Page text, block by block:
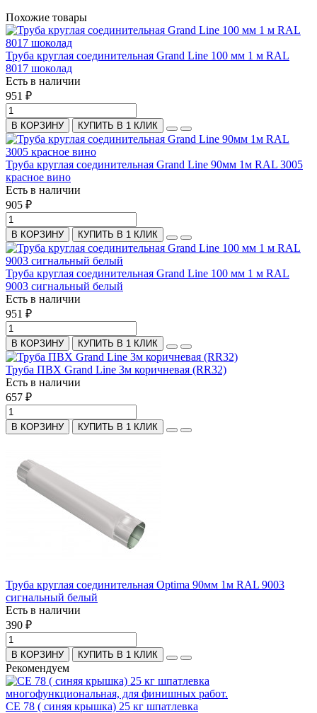
Похожие товары
Труба круглая соединительная Grand Line 100 мм 1 м RAL
8017 шоколад
Есть в наличии
951 ₽
В КОРЗИНУ КУПИТЬ В 1 КЛИК
Труба круглая соединительная Grand Line 90мм 1м RAL 3005
красное вино
Есть в наличии
905 ₽
В КОРЗИНУ КУПИТЬ В 1 КЛИК
Труба круглая соединительная Grand Line 100 мм 1 м RAL
9003 сигнальный белый
Есть в наличии
951 ₽
В КОРЗИНУ КУПИТЬ В 1 КЛИК
Труба ПВХ Grand Line 3м коричневая (RR32)
Есть в наличии
657 ₽
В КОРЗИНУ КУПИТЬ В 1 КЛИК
Труба круглая соединительная Optima 90мм 1м RAL 9003
сигнальный белый
Есть в наличии
390 ₽
В КОРЗИНУ КУПИТЬ В 1 КЛИК
Рекомендуем
СЕ 78 ( синяя крышка) 25 кг шпатлевка